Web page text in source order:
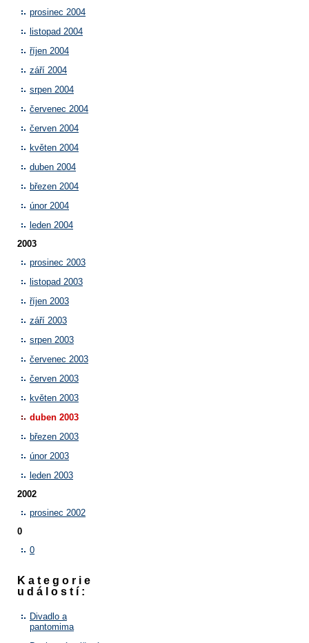
prosinec 2004
listopad 2004
říjen 2004
září 2004
srpen 2004
červenec 2004
červen 2004
květen 2004
duben 2004
březen 2004
únor 2004
leden 2004
2003
prosinec 2003
listopad 2003
říjen 2003
září 2003
srpen 2003
červenec 2003
červen 2003
květen 2003
duben 2003
březen 2003
únor 2003
leden 2003
2002
prosinec 2002
0
0
Kategorie
událostí:
Divadlo a
pantomima